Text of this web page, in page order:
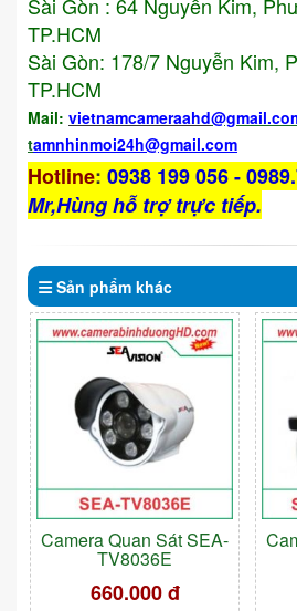
Sài Gòn : 64 Nguyễn Kim,
TP.HCM
Sài Gòn: 178/7 Nguyễn Kim,
TP.HCM
Mail: vietnamcameraahd
tamnhinmoi24h@gmail.com
Hotline: 0938 199 056 -
Mr,Hùng hỗ trợ trực tiếp.
Sản phẩm khác
Camera Quan Sát SEA-
TV8036E
660.000 đ